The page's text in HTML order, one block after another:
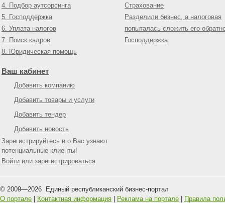
4. Подбор аутсорсинга
5. Господдержка
6. Уплата налогов
7. Поиск кадров
8. Юридическая помощь
Страхование
Разделили бизнес, а налоговая
попыталась сложить его
Господдержка
Ваш кабинет
Добавить компанию
Добавить товары и услуги
Добавить тендер
Добавить новость
Зарегистрируйтесь и о Вас узнают
потенциальные клиенты!
Войти или зарегистрироваться
© 2009—2026 Единый республиканский бизнес-портал
О портале
Контактная информация Реклама на портале Правила